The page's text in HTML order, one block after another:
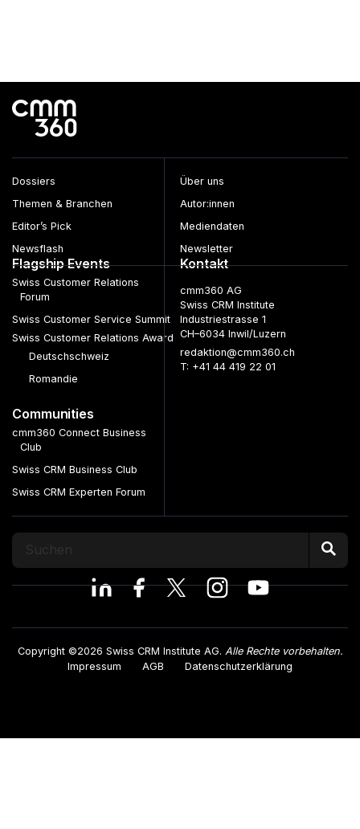
Dossiers
Themen & Branchen
Editor’s Pick
Newsflash
Über uns
Autor:innen
Mediendaten
Newsletter
Flagship Events
Swiss Customer Relations
Forum
Swiss Customer Service Summit
Swiss Customer Relations Award
Deutschschweiz
Romandie
Communities
cmm360 Connect Business
Club
Swiss CRM Business Club
Swiss CRM Experten Forum
Kontakt
cmm360 AG
Swiss CRM Institute
Industriestrasse 1
CH–6034 Inwil/Luzern
redaktion@cmm360.ch
T: +41 44 419 22 01
Copyright ©2026 Swiss CRM Institute AG. Alle Rechte vorbehalten.
Impressum
AGB Datenschutzerklärung